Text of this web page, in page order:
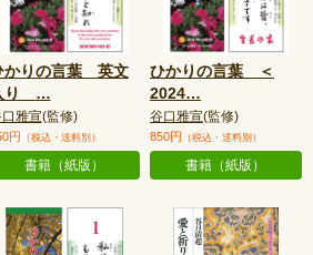
かりの言葉 英文
り …
雅宣(監修)
円 （税込・送料別）
書籍（紙版）
ひかりの言葉 ＜
2024…
谷口雅宣(監修)
850円 （税込・送料別）
書籍（紙版）